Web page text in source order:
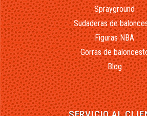
Sprayground
Sudaderas de
Figuras NBA
Gorras de
Blog